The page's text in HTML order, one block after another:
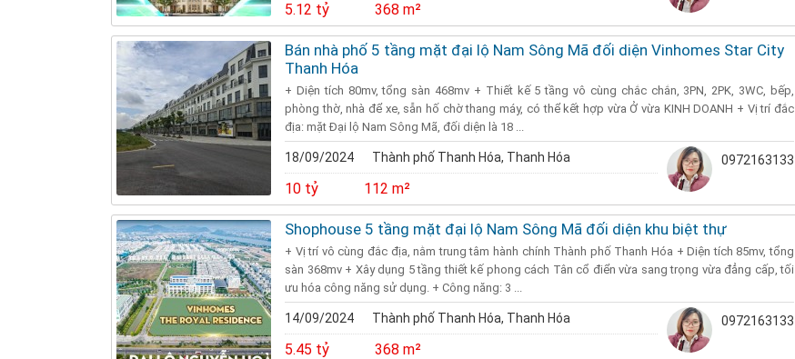
5.12 tỷ 368 m²
Bán nhà phố 5 tầng mặt đại lộ Nam Sông Mã đối diện Vinhomes Star City
Thanh Hóa
+ Diện tích 80mv, tổng sàn 468mv + Thiết kế 5 tầng vô cùng chắc chắn, 3PN, 2PK, 3WC, bếp,
phòng thờ, nhà để xe, sẵn hố chờ thang máy, có thể kết hợp vừa Ở vừa KINH DOANH + Vị trí đắc
địa: mặt Đại lộ Nam Sông Mã, đối diện là 18 ...
18/09/2024 Thành phố Thanh Hóa, Thanh Hóa
10 tỷ 112 m²
0972163133
Shophouse 5 tầng mặt đại lộ Nam Sông Mã đối diện khu biệt thự
+ Vị trí vô cùng đắc địa, nằm trung tâm hành chính Thành phố Thanh Hóa + Diện tích 85mv, tổng
sàn 368mv + Xây dụng 5 tầng thiết kế phong cách Tân cổ điển vừa sang trọng vừa đẳng cấp, tối
ưu hóa công năng sử dụng. + Công năng: 3 ...
14/09/2024 Thành phố Thanh Hóa, Thanh Hóa
5.45 tỷ 368 m²
0972163133